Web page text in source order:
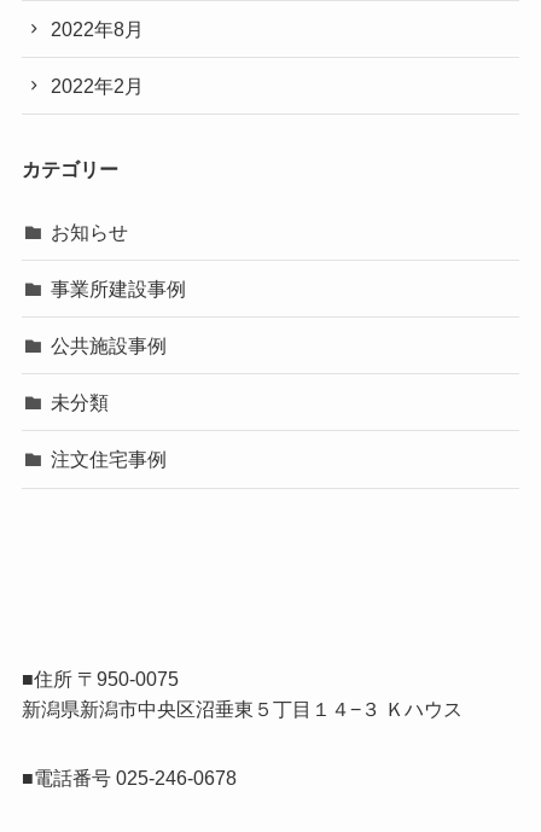
2022年8月
2022年2月
カテゴリー
お知らせ
事業所建設事例
公共施設事例
未分類
注文住宅事例
■住所 〒950-0075
新潟県新潟市中央区沼垂東５丁目１４−３ Ｋハウス
■電話番号 025-246-0678